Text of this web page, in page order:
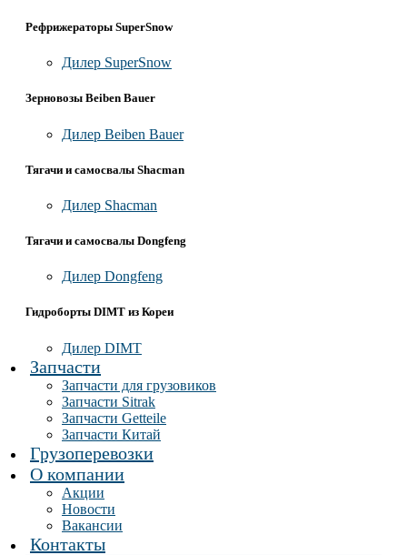
Рефрижераторы SuperSnow
Дилер SuperSnow
Зерновозы Beiben Bauer
Дилер Beiben Bauer
Тягачи и самосвалы Shacman
Дилер Shacman
Тягачи и самосвалы Dongfeng
Дилер Dongfeng
Гидроборты DIMT из Кореи
Дилер DIMT
Запчасти
Запчасти для грузовиков
Запчасти Sitrak
Запчасти Getteile
Запчасти Китай
Грузоперевозки
О компании
Акции
Новости
Вакансии
Контакты